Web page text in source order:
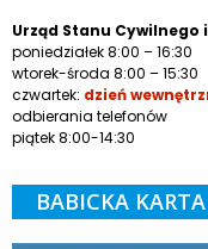
Urząd Stanu Cywilnego
poniedziałek 8:00 – 16:30
wtorek-środa 8:00 – 15:30
czwartek: dzień
odbierania telefonów
piątek 8:00-14:30
BABICKA